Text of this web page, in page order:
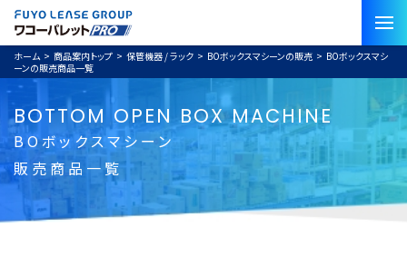
ホーム > 商品案内トップ > 保管機器 / ラック > BOボックスマシーンの販売 > BOボックスマシ
ーンの販売商品一覧
BOTTOM OPEN BOX MACHINE
BOボックスマシーン
販売商品一覧